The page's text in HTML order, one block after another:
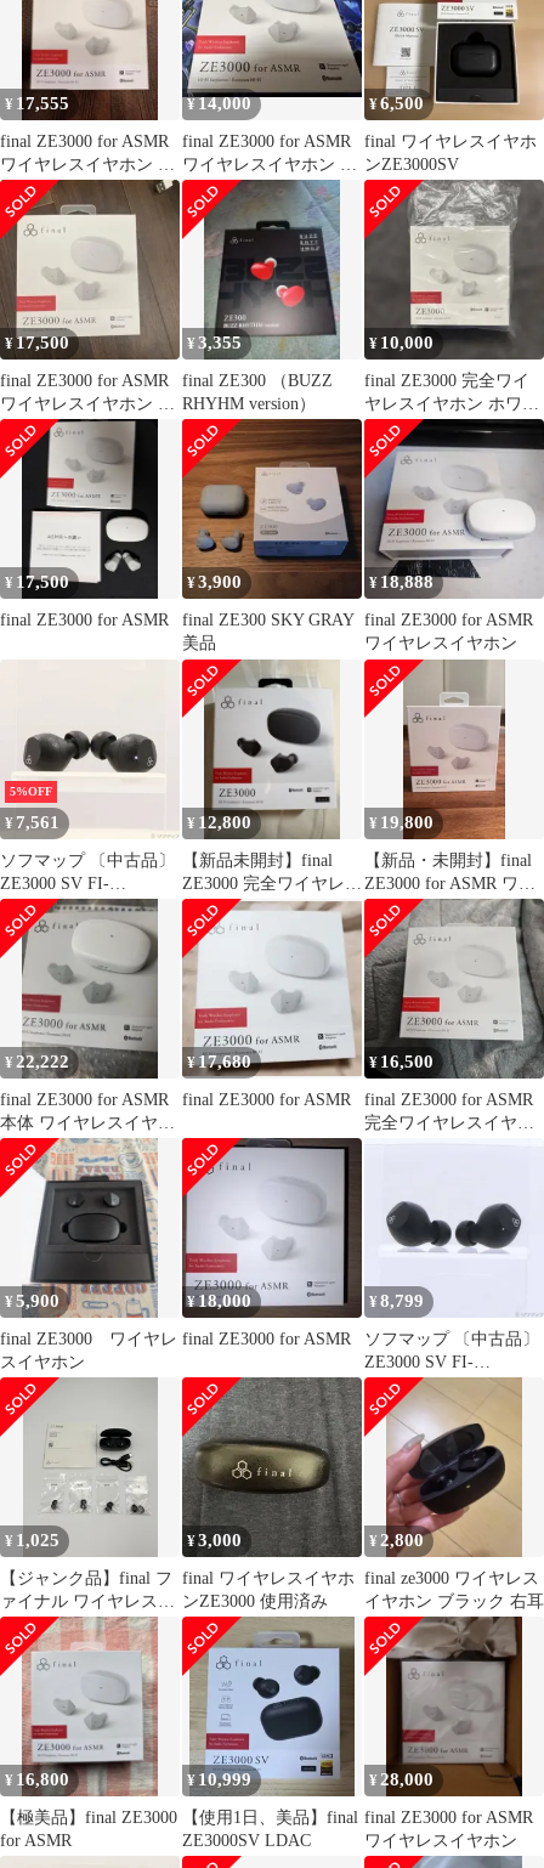
¥ 17,555
final ZE3000 for ASMR
ワイヤレスイヤホン 本
体
¥14,000
final ZE3000 for ASMR
ワイヤレスイヤホン 本
体
¥6,500
final ワイヤレスイヤホ
ンZE3000SV
¥17,500
final ZE3000 for ASMR
ワイヤレスイヤホン 本
体
¥3,355
final ZE300 （BUZZ
RHYHM version）
¥ 10,000
final ZE3000 完全ワイ
ヤレスイヤホン ホワイ
ト
¥ 17,500
final ZE3000 for ASMR
¥3,900
final ZE300 SKY GRAY
美品
¥ 18,888
final ZE3000 for ASMR
ワイヤレスイヤホン
5%OFF
¥ 7,561
ソフマップ 〔中古品〕
ZE3000 SV FI-
ZE3SDPLTW【377】
¥ 12,800
【新品未開封】final
ZE3000 完全ワイヤレス
イヤホン 本体 ブラック
¥ 19,800
【新品・未開封】final
ZE3000 for ASMR ワイ
ヤレスイヤホン
¥ 22,222
final ZE3000 for ASMR
本体 ワイヤレスイヤホ
ン
¥17,680
final ZE3000 for ASMR
¥ 16,500
final ZE3000 for ASMR
完全ワイヤレスイヤフ
ォン
¥5,900
final ZE3000 ワイヤレ
スイヤホン
¥ 18,000
final ZE3000 for ASMR
¥8,799
ソフマップ 〔中古品〕
ZE3000 SV FI-
ZE3SDPLTW【262】
¥ 1,025
【ジャンク品】final フ
ァイナル ワイヤレスイ
ヤホン ZE3000 ブラッ
ク
¥3,000
final ワイヤレスイヤホ
ンZE3000 使用済み
¥ 2,800
final ze3000 ワイヤレス
イヤホン ブラック 右耳
¥ 16,800
【極美品】final ZE3000
for ASMR
¥ 10,999
【使用1日、美品】final
ZE3000SV LDAC
¥28,000
final ZE3000 for ASMR
ワイヤレスイヤホン